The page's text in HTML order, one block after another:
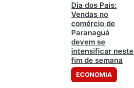
Dia dos Pais:
Vendas no
comércio de
Paranaguá
devem se
intensificar neste
fim de semana
ECONOMIA